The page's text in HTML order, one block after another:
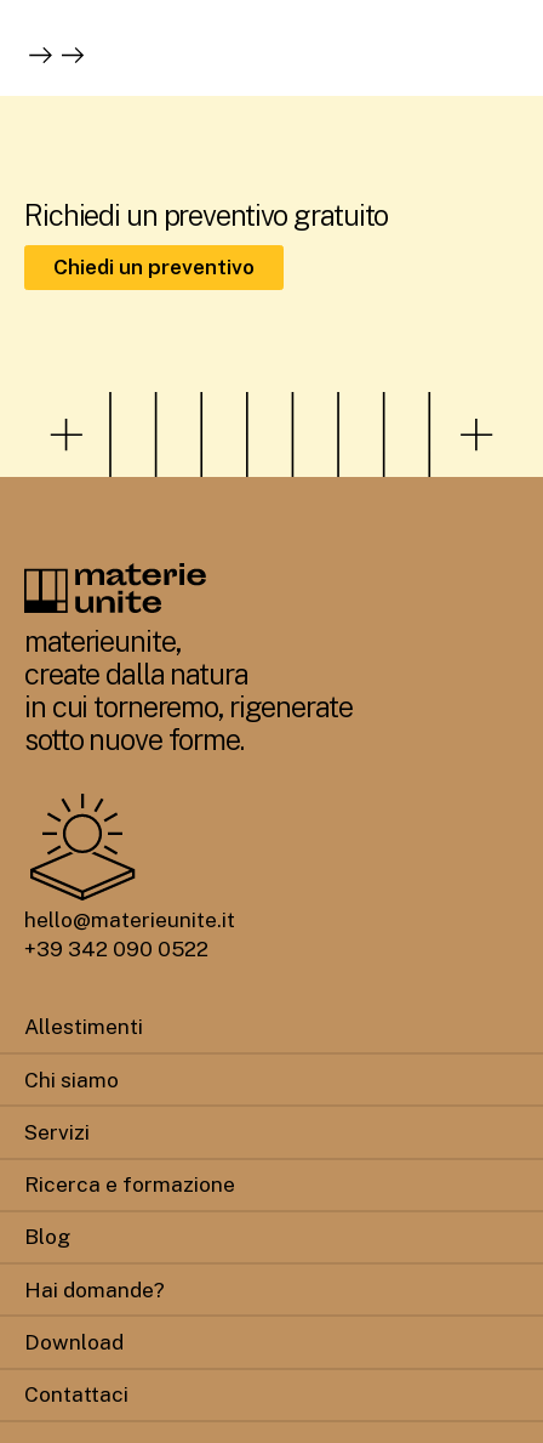
Richiedi un preventivo gratuito
Chiedi un preventivo
materieunite,
create dalla natura
in cui torneremo, rigenerate
sotto nuove forme.
hello@materieunite.it
+39 342 090 0522
Allestimenti
Chi siamo
Servizi
Ricerca e formazione
Blog
Hai domande?
Download
Contattaci